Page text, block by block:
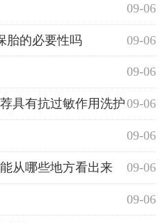
09-06
09-06
胎的必要性吗
09-06
09-06
具有抗过敏作用洗护
09-06
09-06
从哪些地方看出来
09-06